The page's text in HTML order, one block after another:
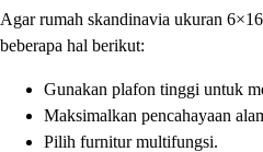
Agar rumah skandinavia ukuran
beberapa hal berikut:
Gunakan plafon tinggi untuk
Maksimalkan pencahayaan
Pilih furnitur multifungsi.